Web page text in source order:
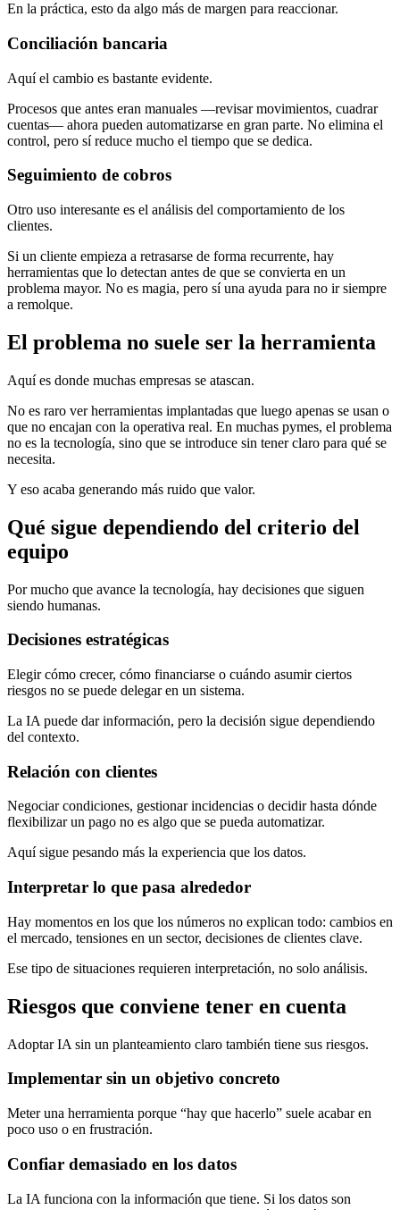
En la práctica, esto da algo más de margen para reaccionar.
Conciliación bancaria
Aquí el cambio es bastante evidente.
Procesos que antes eran manuales —revisar movimientos, cuadrar
cuentas— ahora pueden automatizarse en gran parte. No elimina el
control, pero sí reduce mucho el tiempo que se dedica.
Seguimiento de cobros
Otro uso interesante es el análisis del comportamiento de los
clientes.
Si un cliente empieza a retrasarse de forma recurrente, hay
herramientas que lo detectan antes de que se convierta en un
problema mayor. No es magia, pero sí una ayuda para no ir siempre
a remolque.
El problema no suele ser la herramienta
Aquí es donde muchas empresas se atascan.
No es raro ver herramientas implantadas que luego apenas se usan o
que no encajan con la operativa real. En muchas pymes, el problema
no es la tecnología, sino que se introduce sin tener claro para qué se
necesita.
Y eso acaba generando más ruido que valor.
Qué sigue dependiendo del criterio del
equipo
Por mucho que avance la tecnología, hay decisiones que siguen
siendo humanas.
Decisiones estratégicas
Elegir cómo crecer, cómo financiarse o cuándo asumir ciertos
riesgos no se puede delegar en un sistema.
La IA puede dar información, pero la decisión sigue dependiendo
del contexto.
Relación con clientes
Negociar condiciones, gestionar incidencias o decidir hasta dónde
flexibilizar un pago no es algo que se pueda automatizar.
Aquí sigue pesando más la experiencia que los datos.
Interpretar lo que pasa alrededor
Hay momentos en los que los números no explican todo: cambios en
el mercado, tensiones en un sector, decisiones de clientes clave.
Ese tipo de situaciones requieren interpretación, no solo análisis.
Riesgos que conviene tener en cuenta
Adoptar IA sin un planteamiento claro también tiene sus riesgos.
Implementar sin un objetivo concreto
Meter una herramienta porque “hay que hacerlo” suele acabar en
poco uso o en frustración.
Confiar demasiado en los datos
La IA funciona con la información que tiene. Si los datos son